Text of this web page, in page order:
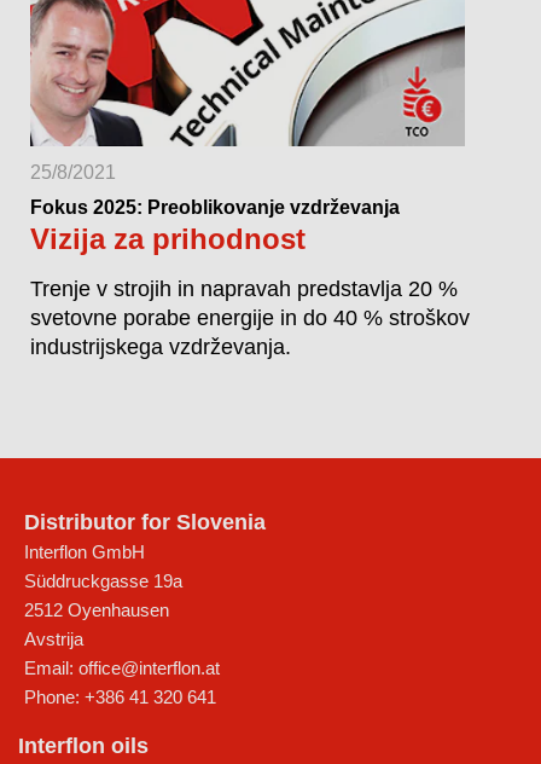
25/8/2021
Fokus 2025: Preoblikovanje vzdrževanja
Vizija za prihodnost
Trenje v strojih in napravah predstavlja 20 %
svetovne porabe energije in do 40 % stroškov
industrijskega vzdrževanja.
Distributor for Slovenia
Interflon GmbH
Süddruckgasse 19a
2512 Oyenhausen
Avstrija
Email: office@interflon.at
Phone: +386 41 320 641
Interflon oils